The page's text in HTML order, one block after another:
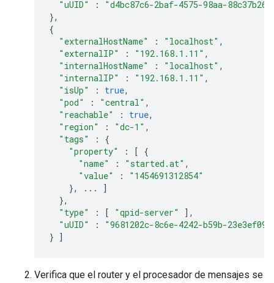
"uUID"
:
"d4bc87c6-2baf-4575-98aa-
},
{
"externalHostName"
: "localhost" ,
"externalIP"
: "192.168.1.11" ,
"internalHostName"
: "localhost" ,
"internalIP"
: "192.168.1.11" ,
"isUp"
: true,
"pod"
: "central" ,
"reachable"
: true,
"region"
: "dc-1" ,
"tags"
:
{
"property"
: [ {
"name"
: "started.at" ,
"value"
:
"1454691312854"
},
...
]
},
"type"
: [ "qpid-server"
],
"uUID"
:
"9681202c-8c6e-4242-b59b-
} ]
Verifica que el router y el procesador de mensajes se